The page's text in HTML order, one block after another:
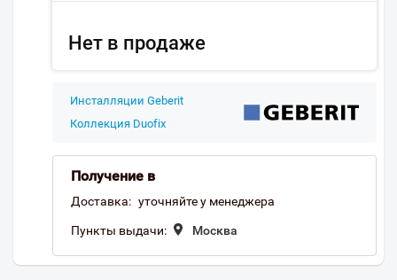
Нет в продаже
Инсталляции Geberit
Коллекция Duofix
Получение в
Доставка: уточняйте у менеджера
Пункты выдачи: Москва